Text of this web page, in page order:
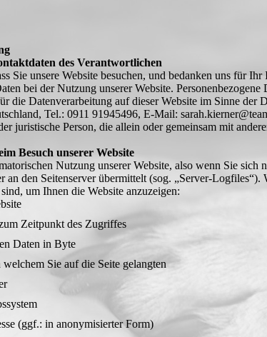
des Verantwortlichen
Sie unsere Website besuchen, und bedanken uns für
bei der Nutzung unserer Website.
die Datenverarbeitung auf dieser Website im Sinne
Tel.: 0911 91945496, E-Mail:
juristische Person, die allein oder gemeinsam mit
Besuch unserer Website
Nutzung unserer Website, also wenn Sie
an den Seitenserver übermittelt (sog. „Server-
um Ihnen die Website anzuzeigen:
Zeitpunkt des Zugriffes
Daten in Byte
Sie auf die Seite gelangten
(ggf.: in anonymisierter Form)